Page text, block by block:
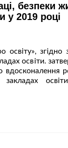
безпеки
у 2019 році
освіту»,
освіти.
у закладах